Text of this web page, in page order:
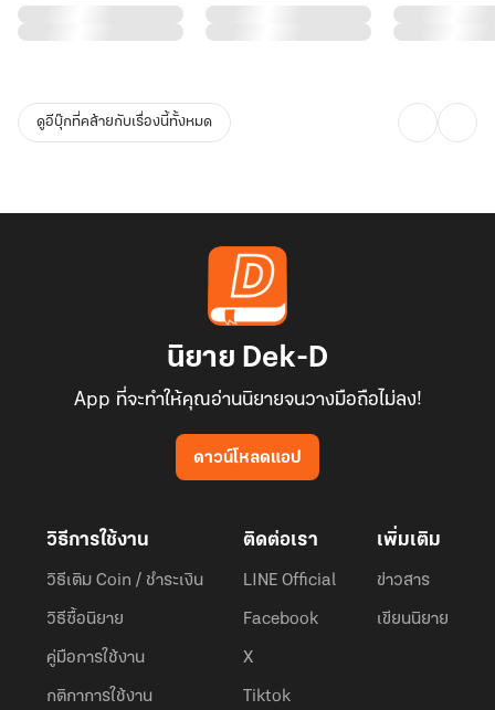
ดูอีบุ๊กที่คล้ายกับเรื่องนี้ทั้งหมด
นิยาย Dek-D
App ที่จะทำให้คุณอ่านนิยายจนวางมือถือไม่ลง!
ดาวน์โหลดแอป
วิธีการใช้งาน
วิธีเติม Coin / ชำระเงิน
วิธีซื้อนิยาย
คู่มือการใช้งาน
กติกาการใช้งาน
ติดต่อเรา
LINE Official
Facebook
X
Tiktok
เพิ่มเติม
ข่าวสาร
เขียนนิยาย